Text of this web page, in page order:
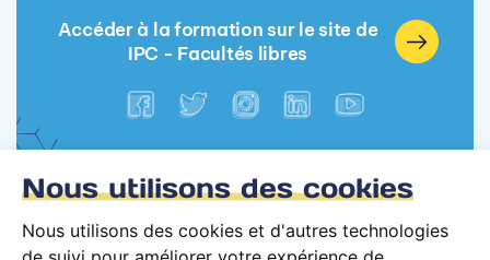
Nous utilisons des cookies
Nous utilisons des cookies et d'autres technologies
Accéder à la formation sur le site de
IPC - Facultés libres